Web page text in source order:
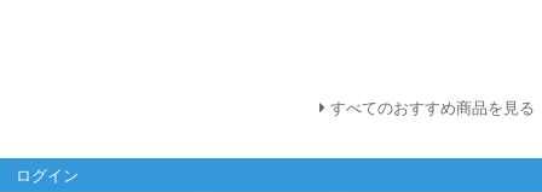
すべてのおすすめ商品を見る
ログイン